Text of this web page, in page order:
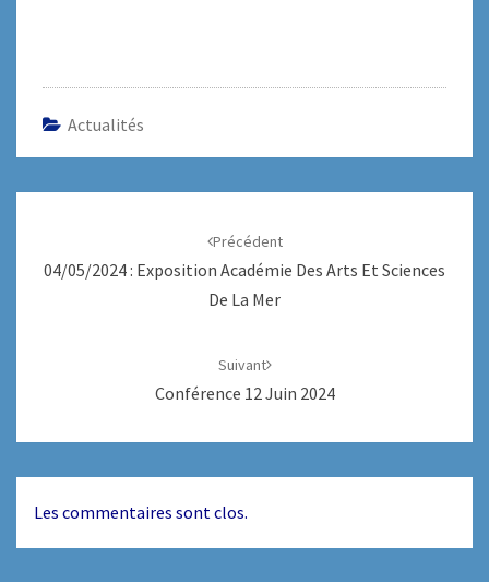
Actualités
Précédent
04/05/2024 : Exposition Académie Des Arts Et Sciences
De La Mer
Suivant
Conférence 12 Juin 2024
Les commentaires sont clos.